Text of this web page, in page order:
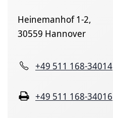
Heinemanhof 1-2,
30559 Hannover
+49 511 168-34014
+49 511 168-34016